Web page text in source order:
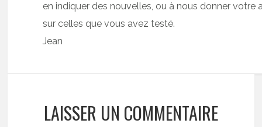
en indiquer des nouvelles, ou à nous donner votre
sur celles que vous avez testé.
Jean
LAISSER UN COMMENTAIRE